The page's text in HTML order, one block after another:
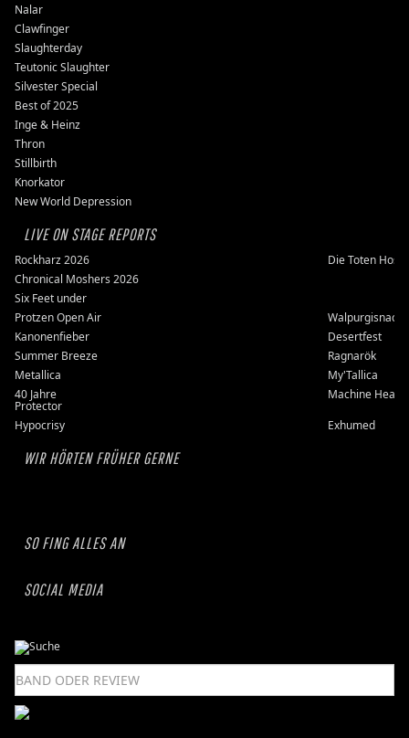
Nalar
Clawfinger
Slaughterday
Teutonic Slaughter
Silvester Special
Best of 2025
Inge & Heinz
Thron
Stillbirth
Knorkator
New World Depression
LIVE ON STAGE REPORTS
Rockharz 2026
Die Toten
Chronical Moshers 2026
Six Feet under
Protzen Open Air
Walpurgisnacht
Kanonenfieber
Desertfest
Summer Breeze
Ragnarök
Metallica
My'Tallica
40 Jahre
Protector
Machine Head
Hypocrisy
Exhumed
WIR HÖRTEN FRÜHER GERNE
SO FING ALLES AN
SOCIAL MEDIA